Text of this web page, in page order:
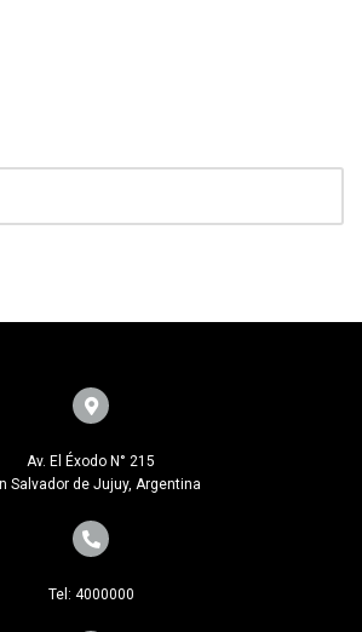
Av. El Éxodo N° 215
Salvador de Jujuy, Argentina
Tel: 4000000